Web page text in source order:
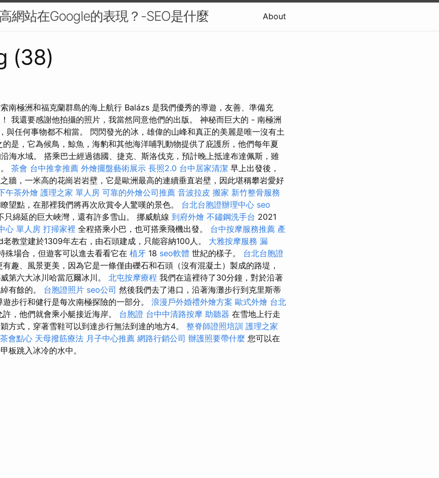
網站在Google的表現？-SEO是什麼 About
(38)
南極洲和福克蘭群島的海上航行 Balázs 是我們優秀的導遊，友善、準備充
我還要感謝他拍攝的照片，我當然同意他們的出版。 神秘而巨大的 - 南極洲
與任何事物都不相當。 閃閃發光的冰，雄偉的山峰和真正的美麗是唯一沒有土
是，它為候鳥，鯨魚，海豹和其他海洋哺乳動物提供了庇護所，他們每年夏
海水域。 搭乘巴士經過德國、捷克、斯洛伐克，預計晚上抵達布達佩斯，雖
茶會 台中推拿推薦 外燴擺盤藝術展示 長照2.0 台中居家清潔 早上出發後，
牆，一米高的花崗岩岩壁，它是歐洲最高的連續垂直岩壁，因此堪稱攀岩愛好
午茶外燴 護理之家 單人房 可靠的外燴公司推薦 音波拉皮 搬家 新竹整骨服務
望點，在那裡我們將再次欣賞令人驚嘆的景色。 台北台胞證辦理中心 seo
只綿延的巨大峽灣，還有許多雪山。 挪威航線 到府外燴 不鏽鋼洗手台 2021
心 單人房 打掃家裡 全程搭乘小巴，也可搭乘飛機出發。 台中按摩服務推薦 產
教堂建於1309年左右，由石頭建成，只能容納100人。 大雅按摩服務 漏
殊場合，但遊客可以進去看看它在 植牙 18 seo軟體 世紀的樣子。 台北台胞證
趣、風景更美，因為它是一條僅由礫石和石頭（沒有混凝土）製成的路堤，
第六大冰川哈當厄爾冰川。 北屯按摩療程 我們在這裡待了30分鐘，對於沿著
有餘的。 台胞證照片 seo公司 然後我們去了港口，沿著海灘步行到克里斯蒂
步行和健行是每次南極探險的一部分。 浪漫戶外婚禮外燴方案 歐式外燴 台北
，他們就會乘小艇接近海岸。 台胞證 台中中清路按摩 助聽器 在雪地上行走
方式，穿著雪鞋可以到達步行無法到達的地方4。 整脊師證照培訓 護理之家
茶會點心 天母撥筋療法 月子中心推薦 網路行銷公司 辦護照要帶什麼 您可以在
板跳入冰冷的水中。